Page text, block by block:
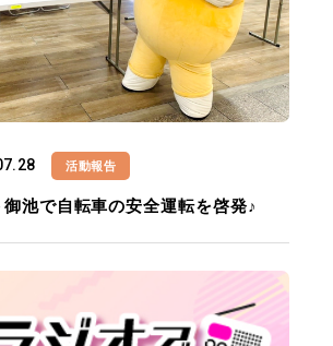
活動報告
池で自転車の安全運転を啓発♪